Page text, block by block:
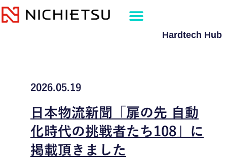
内
容
Hardtech Hub
2026.05.19
日本物流新聞「扉の先 自動
化時代の挑戦者たち108」に
掲載頂きました